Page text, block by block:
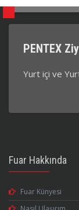
PENTEX
Yurt içi ve
Fuar Hakkında
Fuar Künyesi